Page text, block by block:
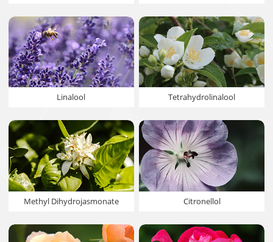
Linalool Tetrahydrolinalool
Methyl Dihydrojasmonate Citronellol